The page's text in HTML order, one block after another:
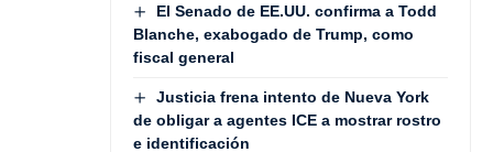
El Senado de EE.UU. confirma a Todd
Blanche, exabogado de Trump, como
fiscal general
Justicia frena intento de Nueva York
de obligar a agentes ICE a mostrar rostro
e identificación